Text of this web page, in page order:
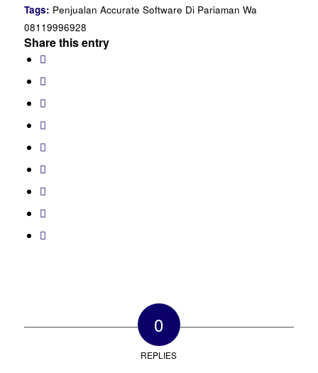
Tags: Penjualan Accurate Software Di Pariaman Wa
08119996928
Share this entry
0
REPLIES